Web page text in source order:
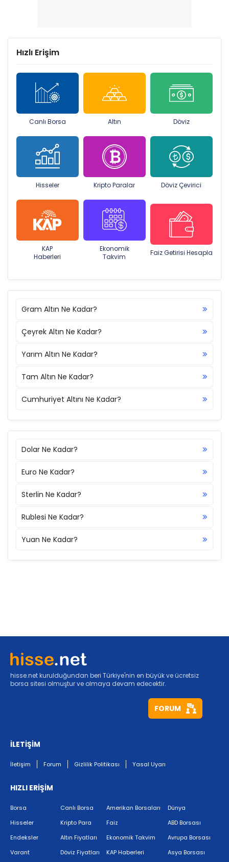
Hızlı Erişim
Canlı Borsa Altın Döviz
Hisseler Kripto Paralar Döviz Çevirici
KAP
Haberleri
Ekonomik
Takvim
Faiz Getirisi Hesapla
Gram Altın Ne Kadar?
Çeyrek Altın Ne Kadar?
Yarım Altın Ne Kadar?
Tam Altın Ne Kadar?
Cumhuriyet Altını Ne Kadar?
Dolar Ne Kadar?
Euro Ne Kadar?
Sterlin Ne Kadar?
Rublesi Ne Kadar?
Yuan Ne Kadar?
hisse.net kurulduğundan beri Türkiye'nin en büyük ve ücretsiz
borsa sitesi olmuştur ve olmaya devam edecektir.
FORUM
İLETİŞİM
İletişim Forum Gizlilik Politikası Yasal Uyarı
HIZLI ERİŞİM
Borsa
Hisseler
Endeksler
Varant
Canlı Borsa
Kripto Para
Altın Fiyatları
Döviz Fiyatları
Amerikan Borsaları
Faiz
Ekonomik Takvim
KAP Haberleri
Dünya
ABD Borsası
Avrupa Borsası
Asya Borsası